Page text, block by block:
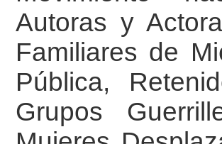
Autoras y
Familiares de
Pública,
Grupos